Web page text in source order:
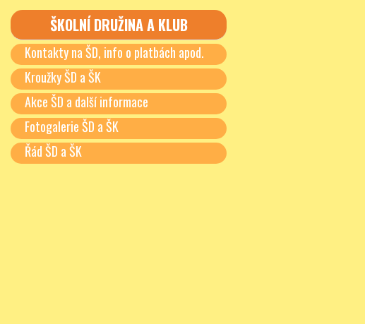
ŠKOLNÍ DRUŽINA A KLUB
Kontakty na ŠD, info o platbách apod.
Kroužky ŠD a ŠK
Akce ŠD a další informace
Fotogalerie ŠD a ŠK
Řád ŠD a ŠK